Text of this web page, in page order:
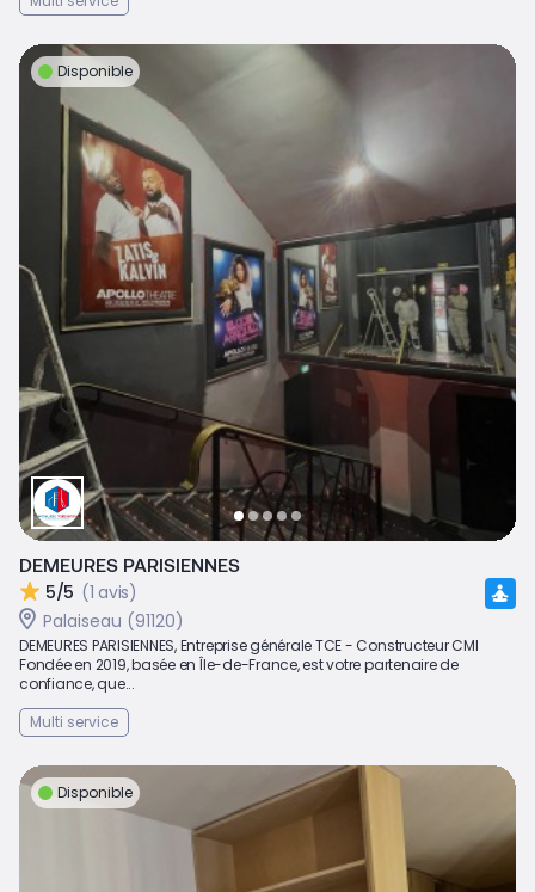
Disponible
DEMEURES PARISIENNES
5/5 (1 avis)
Palaiseau (91120)
DEMEURES PARISIENNES, Entreprise générale TCE - Constructeur CMI
Fondée en 2019, basée en Île-de-France, est votre partenaire de
confiance, que...
Multi service
Disponible